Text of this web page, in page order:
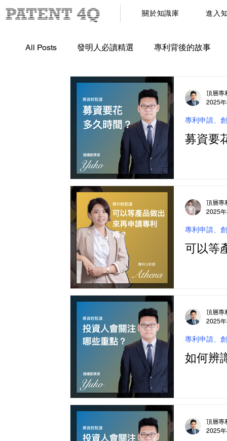
關於知識庫 進入
All Posts 發明人必讀精選 專利背後的故事
專利申請、創價、募資短影音 專利募資、授
募資要
專利申請、
頂層專
2025
可以等
專利申請、
頂層專
2025
如何辨
專利申請、
頂層專
2025
頂層專
2025